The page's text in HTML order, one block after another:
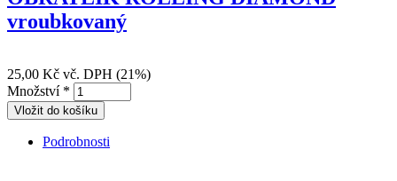
vroubkovaný
25,00 Kč vč. DPH (21%)
Množství *
Podrobnosti